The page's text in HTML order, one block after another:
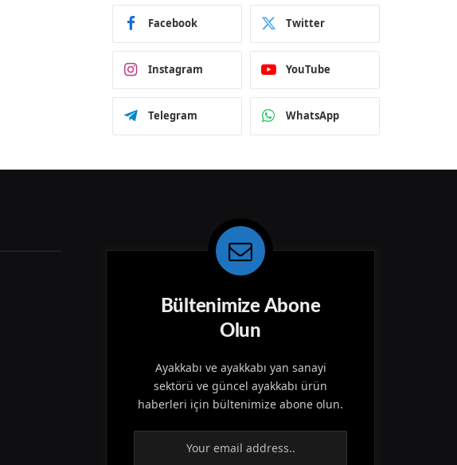
Facebook Twitter
Instagram YouTube
Telegram WhatsApp
Bültenimize Abone
Olun
Ayakkabı ve ayakkabı yan sanayi
sektörü ve güncel ayakkabı ürün
haberleri için bültenimize abone olun.